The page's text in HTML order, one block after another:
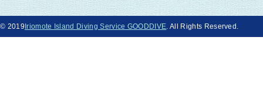
© 2019Iriomote Island Diving Service GOODDIVE . All Rights Reserved.